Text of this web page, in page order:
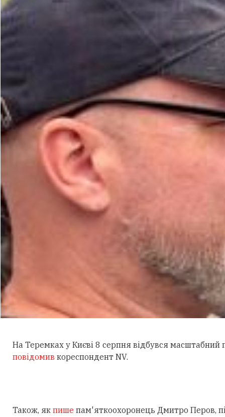
На Теремках у Києві 8 серпня відбувся масштабний
повідомив кореспондент NV.
Також, як пише пам'яткоохоронець Дмитро Перов,